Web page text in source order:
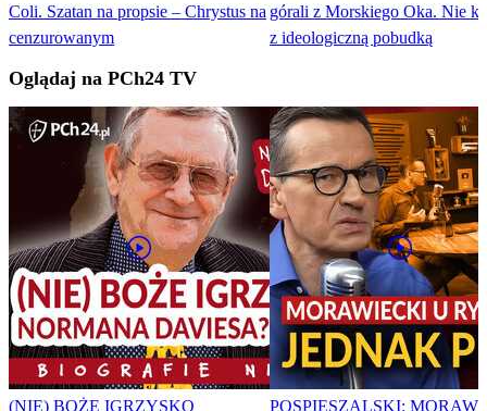
Coli. Szatan na propsie – Chrystus na
cenzurowanym
górali z Morskiego Oka. Nie
z ideologiczną pobudką
Oglądaj na PCh24 TV
(NIE) BOŻE IGRZYSKO
POSPIESZALSKI: